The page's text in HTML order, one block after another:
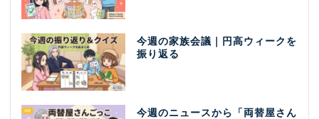
今週の家族会議｜円高ウィークを
振り返る
今週のニュースから「両替屋さん